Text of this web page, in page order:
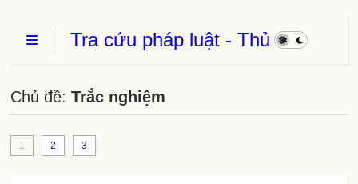
Tra cứu pháp luật - Thủ
thuật phần mềm
Chủ đề:Trắc nghiệm
1 2 3